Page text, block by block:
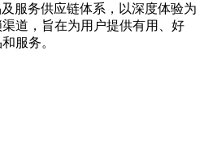
服务供应链体系，以深度体验为
道，旨在为用户提供有用、好
服务。